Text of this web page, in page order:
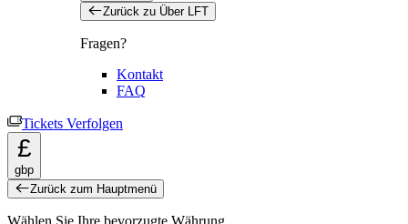
Zurück zu Über LFT
Fragen?
Kontakt
FAQ
Tickets Verfolgen
£
gbp
Zurück zum Hauptmenü
Wählen Sie Ihre bevorzugte Währung